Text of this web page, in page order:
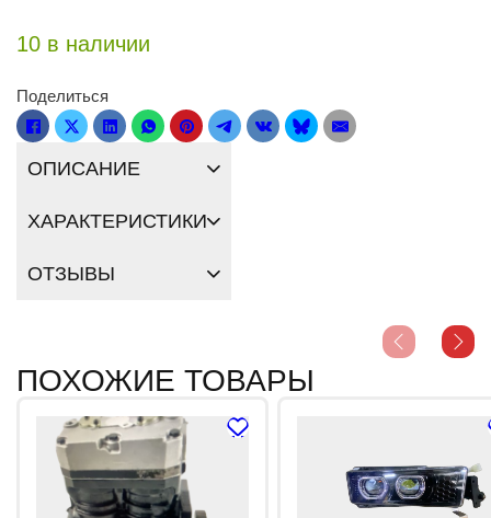
10 в наличии
Поделиться
ОПИСАНИЕ
ХАРАКТЕРИСТИКИ
ОТЗЫВЫ
ПОХОЖИЕ ТОВАРЫ